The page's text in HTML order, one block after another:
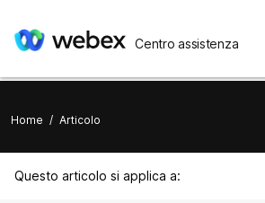
Centro assistenza
Home / Articolo
Questo articolo si applica a: